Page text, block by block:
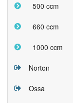
500 ccm
660 ccm
1000 ccm
Norton
Ossa